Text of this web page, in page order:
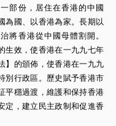
部份，居住在香港的中國
為國、以香港為家。長期以
將香港從中國母體割開。
生效，使香港在一九九七年
】的頒佈，使香港在一九九
別行政區。歷史賦予香港市
平穩過渡，維護和保持香港
定，建立民主政制和促進香